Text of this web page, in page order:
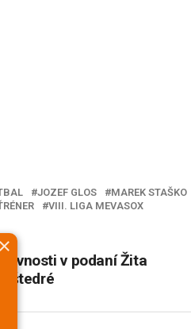
JOZEF GLOS MAREK STAŠKO
VIII. LIGA MEVASOX
v podaní Žita
štedré
×